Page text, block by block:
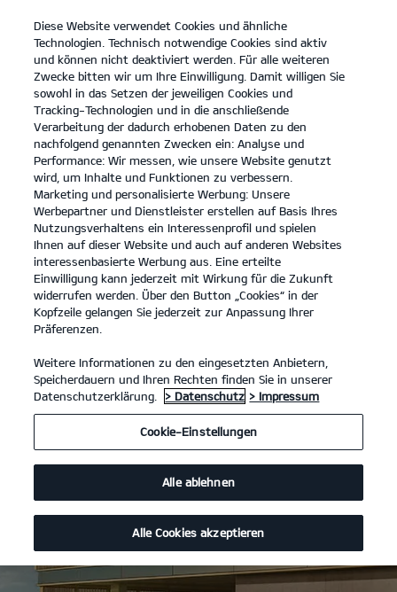
open
menu
KONTAKT
Der Kia Sorento
Konfigurator
... ... DER KIA SORENTO
Der Kia Sorento.
Stilvoll vorausfahren.
Diese Website verwendet Cookies und ähnliche
Technologien. Technisch notwendige Cookies sind aktiv
und können nicht deaktiviert werden. Für alle weiteren
Zwecke bitten wir um Ihre Einwilligung. Damit willigen Sie
sowohl in das Setzen der jeweiligen Cookies und
Tracking-Technologien und in die anschließende
Verarbeitung der dadurch erhobenen Daten zu den
nachfolgend genannten Zwecken ein: Analyse und
Performance: Wir messen, wie unsere Website genutzt
wird, um Inhalte und Funktionen zu verbessern.
Marketing und personalisierte Werbung: Unsere
Werbepartner und Dienstleister erstellen auf Basis Ihres
Nutzungsverhaltens ein Interessenprofil und spielen
Ihnen auf dieser Website und auch auf anderen Websites
interessenbasierte Werbung aus. Eine erteilte
Einwilligung kann jederzeit mit Wirkung für die Zukunft
widerrufen werden. Über den Button „Cookies“ in der
Kopfzeile gelangen Sie jederzeit zur Anpassung Ihrer
Präferenzen.
Weitere Informationen zu den eingesetzten Anbietern,
Speicherdauern und Ihren Rechten finden Sie in unserer
Datenschutzerklärung.
> Datenschutz > Impressum
Cookie-Einstellungen
Alle ablehnen
Alle Cookies akzeptieren